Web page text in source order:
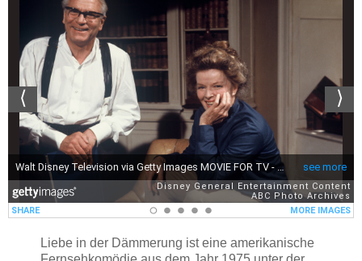
Liebe in der Dämmerung ist eine amerikanische